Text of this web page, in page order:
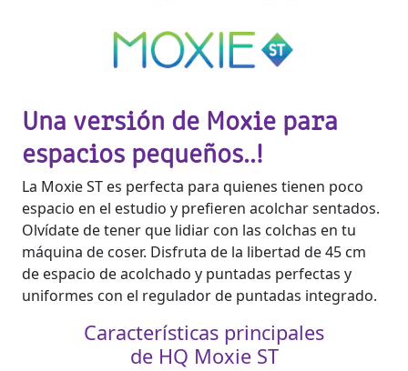
Una versión de Moxie para
espacios pequeños..!
La Moxie ST es perfecta para quienes tienen poco
espacio en el estudio y prefieren acolchar sentados.
Olvídate de tener que lidiar con las colchas en tu
máquina de coser. Disfruta de la libertad de 45 cm
de espacio de acolchado y puntadas perfectas y
uniformes con el regulador de puntadas integrado.
Características principales
de HQ Moxie ST